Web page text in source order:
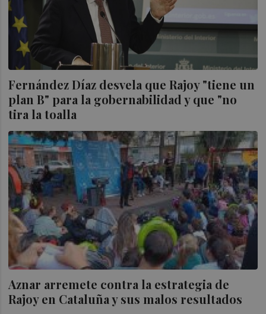
Fernández Díaz desvela que Rajoy "tiene un
plan B" para la gobernabilidad y que "no
tira la toalla
Aznar arremete contra la estrategia de
Rajoy en Cataluña y sus malos resultados